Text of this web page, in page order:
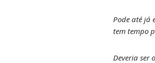
Pode até já
tem tempo
Deveria ser